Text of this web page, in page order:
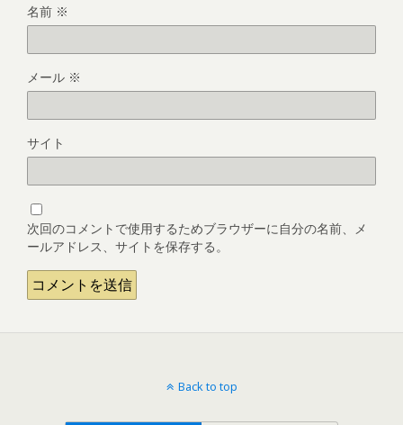
名前 ※
メール ※
サイト
次回のコメントで使用するためブラウザーに自分の名前、メ
ールアドレス、サイトを保存する。
Back to top